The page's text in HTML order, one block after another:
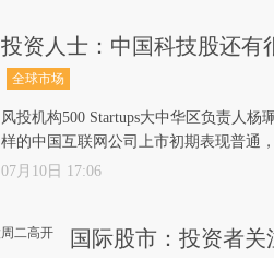
投资人士：中国科技股还有
全球市场
风投机构500 Startups大中华区负责人杨
样的中国互联网公司上市初期表现普通
07月10日 17:06
国际股市：投资者